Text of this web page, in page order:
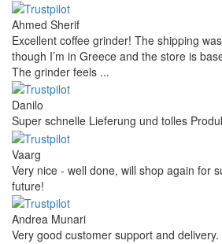
Ahmed Sherif
Excellent coffee grinder! The shipping
though I’m in Greece and the store is
The grinder feels ...
Danilo
Super schnelle Lieferung und tolles
Vaarg
Very nice - well done, will shop again for
future!
Andrea Munari
Very good customer support and delivery.